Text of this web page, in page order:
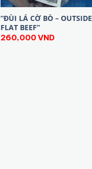
“ĐÙI LÁ CỜ BÒ – OUTSIDE
FLAT BEEF”
260,000VND